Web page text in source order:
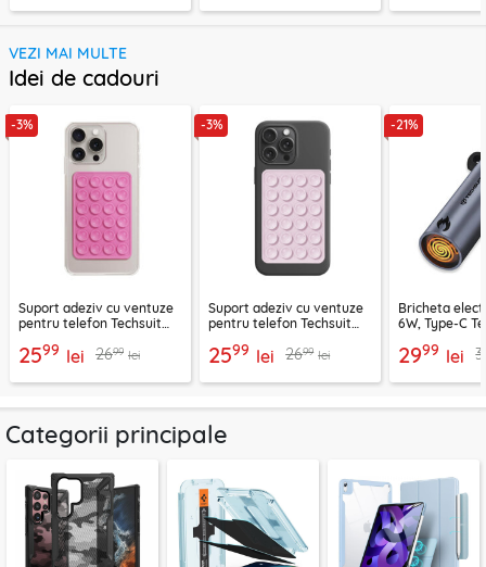
VEZI MAI MULTE
Idei de cadouri
-3%
Suport adeziv cu ventuze
pentru telefon Techsuit
2599 lei 2699 lei
-3%
Suport adeziv cu ventuze
pentru telefon Techsuit
2599 lei 2699 lei
-21%
Bricheta
6W, Type-C
2999 lei
Categorii principale